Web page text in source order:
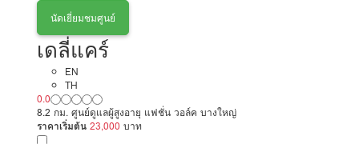
นัดเยี่ยมชมศูนย์
เดลี่แคร์
EN
TH
0.0
8.2 กม. ศูนย์ดูแลผู้สูงอายุ แฟชั่น วอล์ค บางใหญ่
ราคาเริ่มต้น 23,000 บาท